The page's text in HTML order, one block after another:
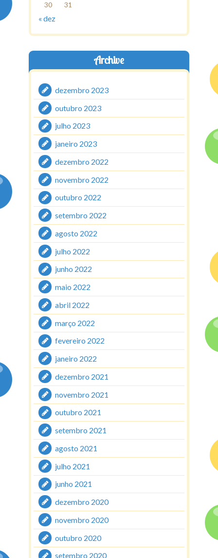
30
31
« dez
Archive
dezembro 2023
outubro 2023
julho 2023
janeiro 2023
dezembro 2022
novembro 2022
outubro 2022
setembro 2022
agosto 2022
julho 2022
junho 2022
maio 2022
abril 2022
março 2022
fevereiro 2022
janeiro 2022
dezembro 2021
novembro 2021
outubro 2021
setembro 2021
agosto 2021
julho 2021
junho 2021
dezembro 2020
novembro 2020
outubro 2020
setembro 2020